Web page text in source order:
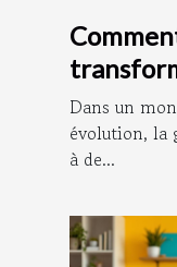
de projet
Dans un
évolution, la
à de...